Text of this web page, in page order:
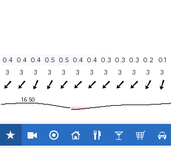
0.4 0.4 0.4 0.5 0.5 0.4 0.4 0.3 0.3 0.3 0.2 0.1
3
3 3 3 3 3 3 3 3 3 3 3
16:50